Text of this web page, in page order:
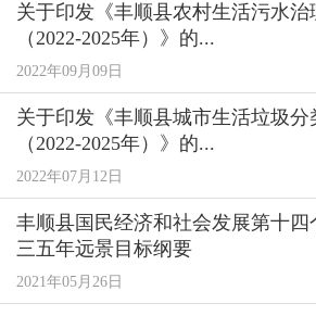
关于印发《丰顺县农村生活污水治
（2022-2025年）》的...
2022年09月09日
关于印发《丰顺县城市生活垃圾分
（2022-2025年）》的...
2022年07月12日
丰顺县国民经济和社会发展第十四
三五年远景目标纲要
2021年05月26日